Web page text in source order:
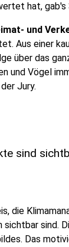
hat, gab's
und
Aus einer
über das
und Vögel
Jury.
sind
die
sichtbar sind.
Das